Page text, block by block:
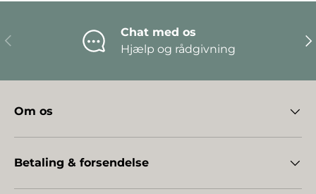
Forrige
Chat med os
Hjælp og rådgivning
Om os
Betaling & forsendelse